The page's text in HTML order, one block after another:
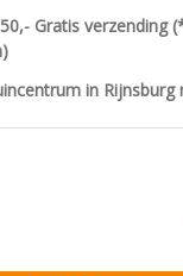
Gratis verzending
in Rijnsburg